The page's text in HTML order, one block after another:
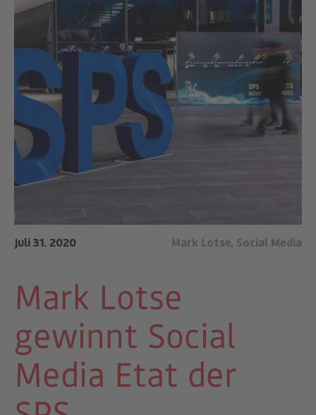
Juli 31. 2020 Mark Lotse, Social Media
Mark Lotse
gewinnt Social
Media Etat der